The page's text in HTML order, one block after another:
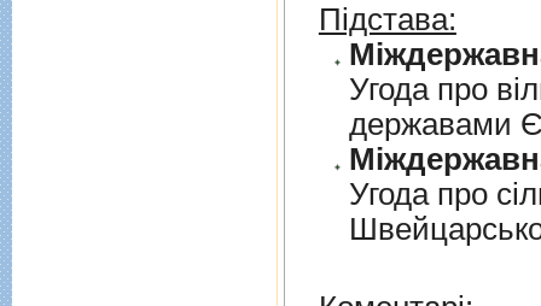
Підстава:
Угода про
державами
Угода про